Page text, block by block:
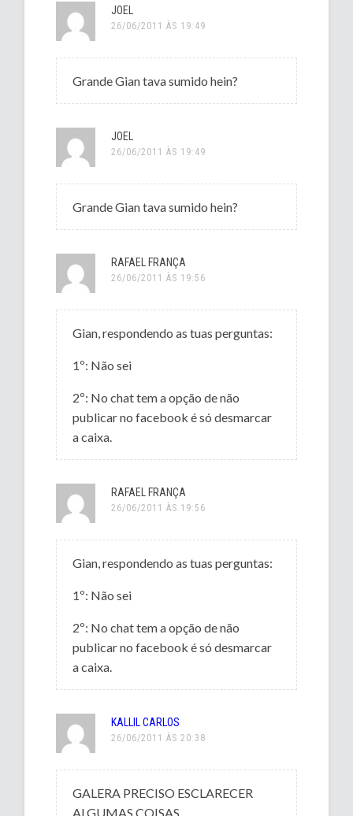
JOEL
26/06/2011 ÀS 19:49
Grande Gian tava sumido hein?
JOEL
26/06/2011 ÀS 19:49
Grande Gian tava sumido hein?
RAFAEL FRANÇA
26/06/2011 ÀS 19:56
Gian, respondendo as tuas perguntas:
1º: Não sei
2º: No chat tem a opção de não
publicar no facebook é só desmarcar
a caixa.
RAFAEL FRANÇA
26/06/2011 ÀS 19:56
Gian, respondendo as tuas perguntas:
1º: Não sei
2º: No chat tem a opção de não
publicar no facebook é só desmarcar
a caixa.
KALLIL CARLOS
26/06/2011 ÀS 20:38
GALERA PRECISO ESCLARECER
ALGUMAS COISAS….